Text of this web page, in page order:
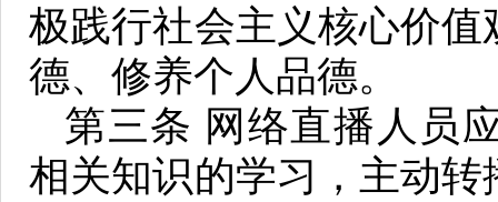
极践行社会主义核心价
德、修养个人品德。
第三条 网络直播人员
相关知识的学习，主动